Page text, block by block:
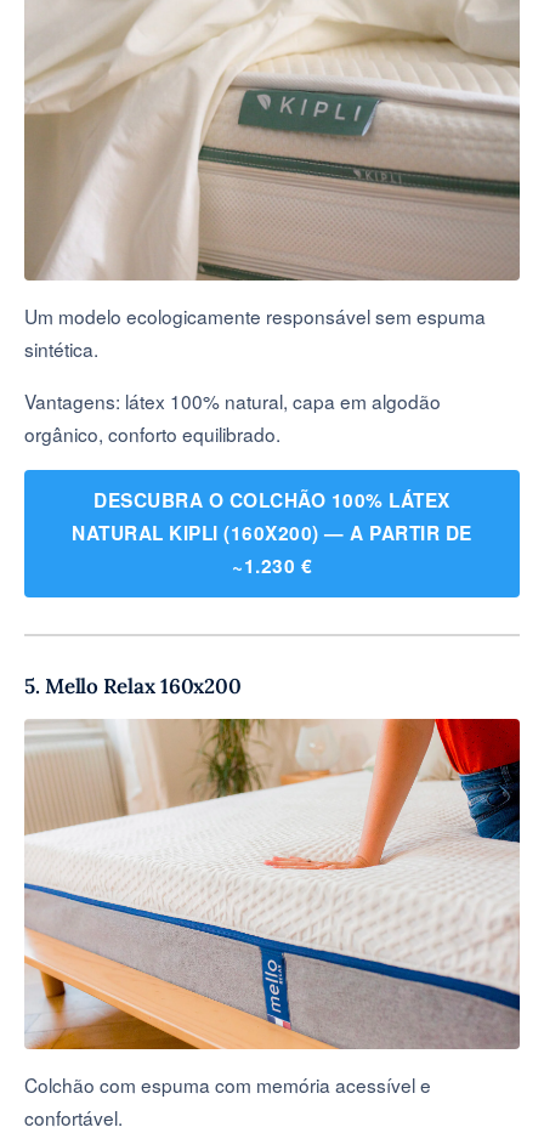
Um modelo ecologicamente responsável sem espuma
sintética.
Vantagens: látex 100% natural, capa em algodão
orgânico, conforto equilibrado.
DESCUBRA O COLCHÃO 100% LÁTEX
NATURAL KIPLI (160X200) — A PARTIR DE
~1.230 €
5. Mello Relax 160x200
Colchão com espuma com memória acessível e
confortável.